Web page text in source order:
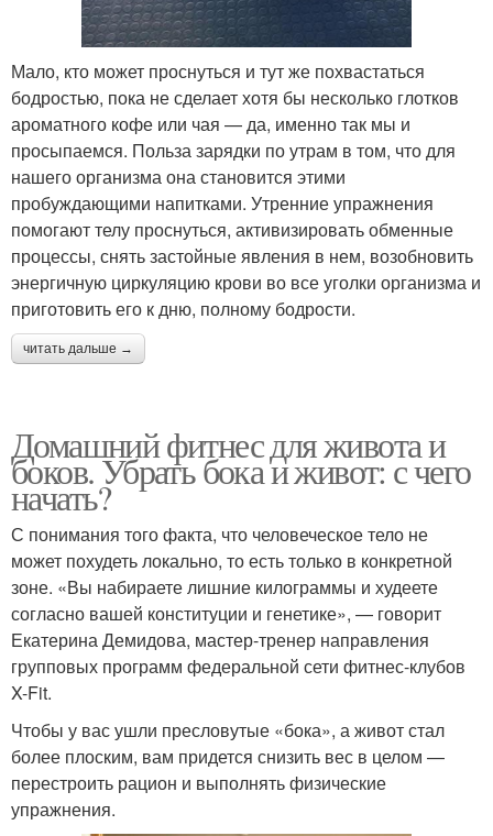
Мало, кто может проснуться и тут же похвастаться
бодростью, пока не сделает хотя бы несколько глотков
ароматного кофе или чая — да, именно так мы и
просыпаемся. Польза зарядки по утрам в том, что для
нашего организма она становится этими
пробуждающими напитками. Утренние упражнения
помогают телу проснуться, активизировать обменные
процессы, снять застойные явления в нем, возобновить
энергичную циркуляцию крови во все уголки организма и
приготовить его к дню, полному бодрости.
читать дальше →
Домашний фитнес для живота и
боков. Убрать бока и живот: с чего
начать?
С понимания того факта, что человеческое тело не
может похудеть локально, то есть только в конкретной
зоне. «Вы набираете лишние килограммы и худеете
согласно вашей конституции и генетике», — говорит
Екатерина Демидова, мастер-тренер направления
групповых программ федеральной сети фитнес-клубов
X-Fit.
Чтобы у вас ушли пресловутые «бока», а живот стал
более плоским, вам придется снизить вес в целом —
перестроить рацион и выполнять физические
упражнения.